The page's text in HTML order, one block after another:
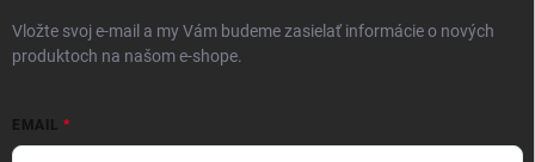
Vložte svoj e-mail a my Vám budeme zasielať informácie o nových
produktoch na našom e-shope.
EMAIL